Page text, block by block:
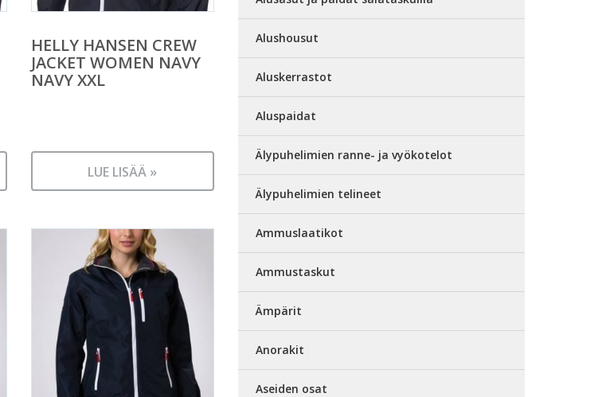
HELLY HANSEN CREW
JACKET WOMEN NAVY
NAVY XXL
LUE LISÄÄ »
Alushousut
Aluskerrastot
Aluspaidat
Älypuhelimien ranne- ja vyökotelot
Älypuhelimien telineet
Ammuslaatikot
Ammustaskut
Ämpärit
Anorakit
Aseiden osat